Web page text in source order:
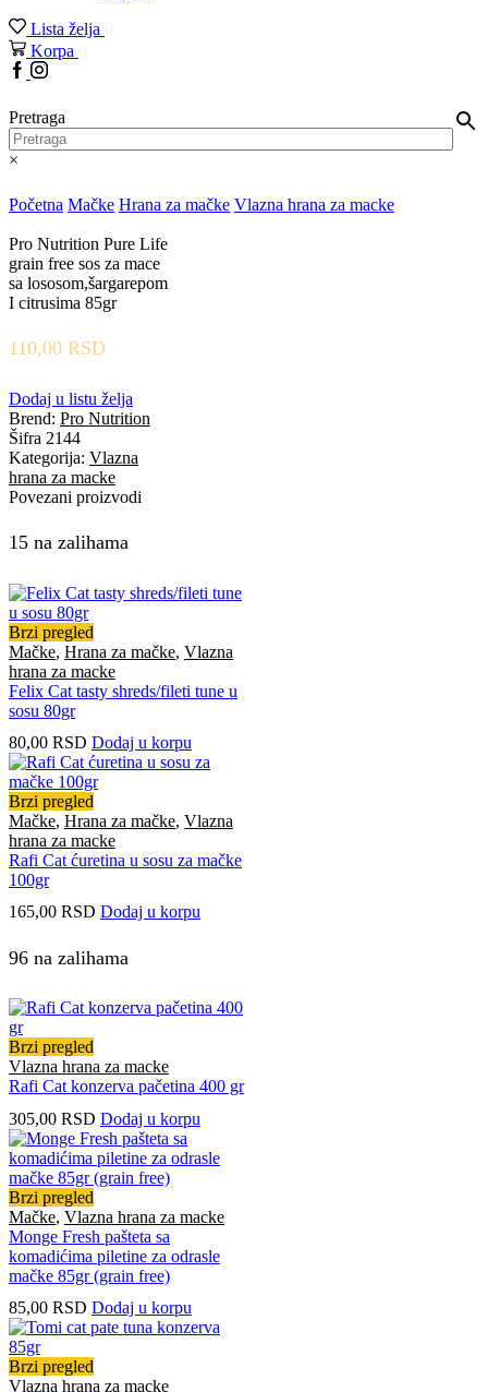
Lista želja 0
Korpa 0
Pretraga
×
Početna Mačke Hrana za mačke Vlazna hrana za macke
Pro Nutrition Pure Life
grain free sos za mace
sa lososom,šargarepom
I citrusima 85gr
110,00 RSD
Dodaj u listu želja
Brend: Pro Nutrition
Šifra 2144
Kategorija: Vlazna
hrana za macke
Povezani proizvodi
15 na zalihama
Brzi pregled
Mačke, Hrana za mačke, Vlazna
hrana za macke
Felix Cat tasty shreds/fileti tune u
sosu 80gr
80,00 RSD Dodaj u korpu
Brzi pregled
Mačke, Hrana za mačke, Vlazna
hrana za macke
Rafi Cat ćuretina u sosu za mačke
100gr
165,00 RSD Dodaj u korpu
96 na zalihama
Brzi pregled
Vlazna hrana za macke
Rafi Cat konzerva pačetina 400 gr
305,00 RSD Dodaj u korpu
Brzi pregled
Mačke, Vlazna hrana za macke
Monge Fresh pašteta sa
komadićima piletine za odrasle
mačke 85gr (grain free)
85,00 RSD Dodaj u korpu
Brzi pregled
Vlazna hrana za macke